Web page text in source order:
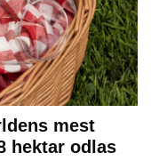
mest
hektar odlas